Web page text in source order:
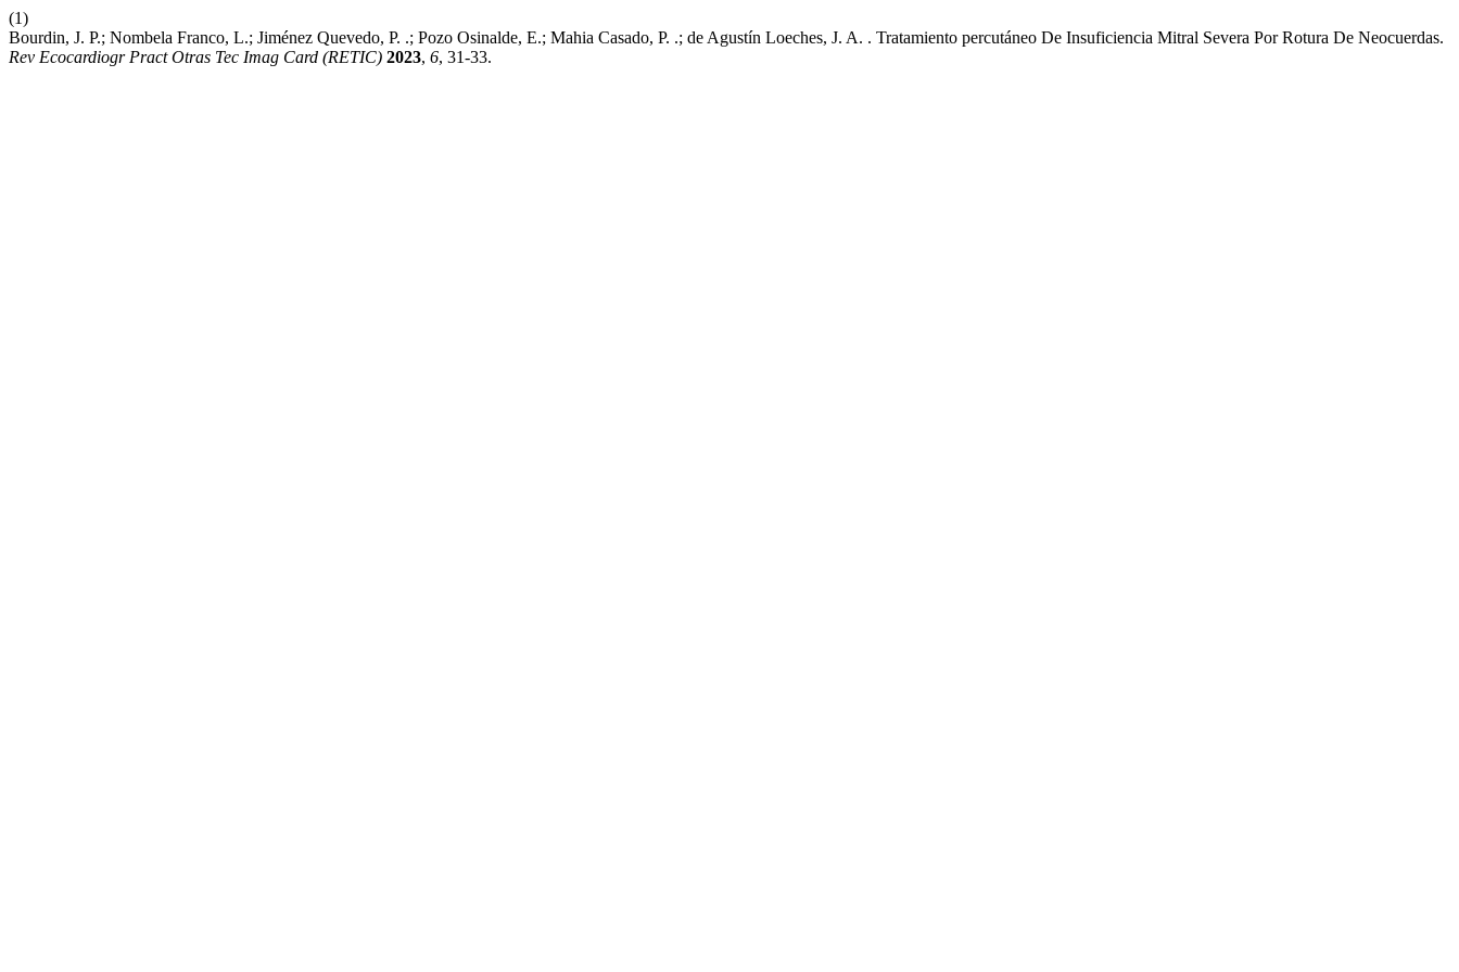
(1)
Bourdin, J. P.; Nombela Franco, L.; Jiménez Quevedo, P. .; Pozo Osinalde, E.; Mahia Casado, P. .; de Agustín Loeches, J. A. . Tratamiento percutáneo De Insuficiencia Mitral Severa Por Rotura De Neocuerdas.
Rev Ecocardiogr Pract Otras Tec Imag Card (RETIC) 2023, 6, 31-33.